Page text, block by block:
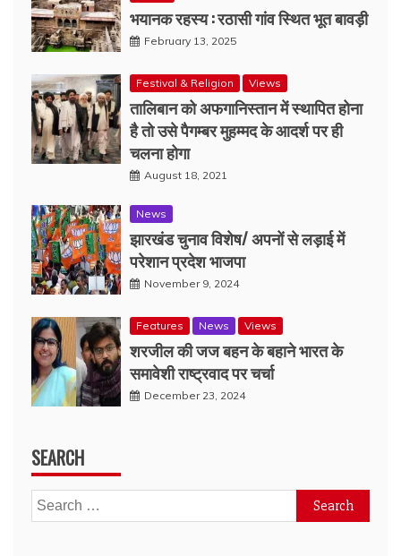
भयानक रहस्य : रठासी गांव स्थित भूत बावड़ी
February 13, 2025
Festival & Religion Views
तालिबान को अफगानिस्तान में स्थापित होना
है तो उसे पैगम्बर मुहम्मद के आदर्श पर ही
चलना होगा
August 18, 2021
News
झारखंड चुनाव विशेष/ अपनों से लड़ाई में
परेशान प्रदेश भाजपा
November 9, 2024
Features News Views
शरजील की जज बहन के बहाने भारत के
समावेशी राष्ट्रवाद पर चर्चा
December 23, 2024
SEARCH
Search
for: